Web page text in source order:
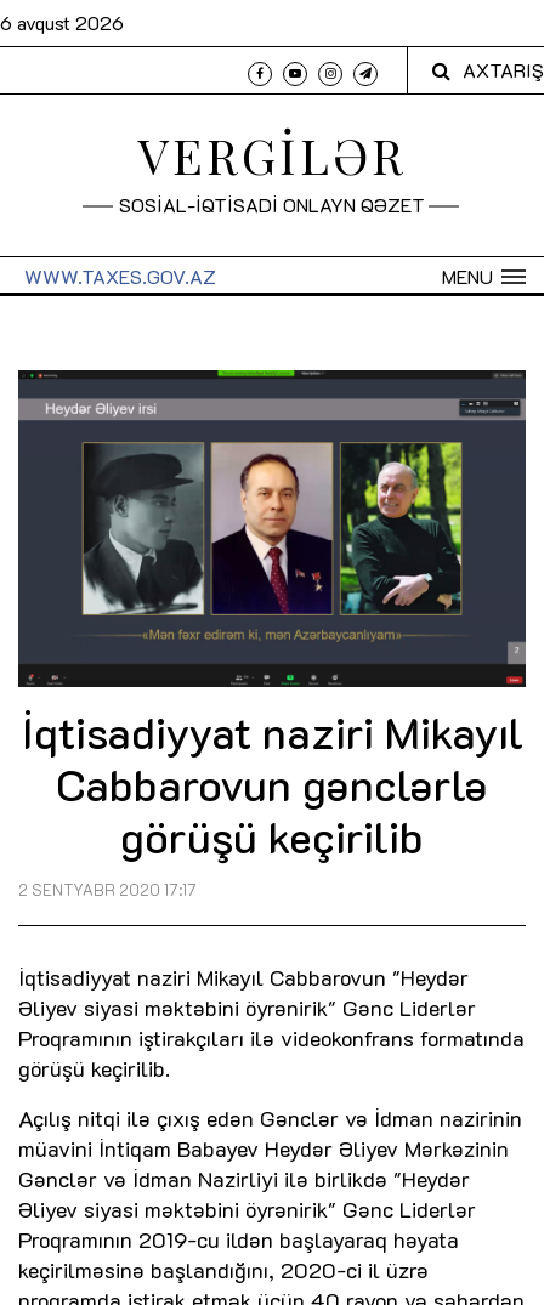
6 avqust 2026
AXTARIŞ
VERGİLƏR
SOSİAL-İQTİSADİ ONLAYN QƏZET
MENU
WWW.TAXES.GOV.AZ
İqtisadiyyat naziri Mikayıl
Cabbarovun gənclərlə
görüşü keçirilib
2 SENTYABR 2020 17:17
İqtisadiyyat naziri Mikayıl Cabbarovun "Heydər
Əliyev siyasi məktəbini öyrənirik" Gənc Liderlər
Proqramının iştirakçıları ilə videokonfrans formatında
görüşü keçirilib.
Açılış nitqi ilə çıxış edən Gənclər və İdman nazirinin
müavini İntiqam Babayev Heydər Əliyev Mərkəzinin
Gənclər və İdman Nazirliyi ilə birlikdə "Heydər
Əliyev siyasi məktəbini öyrənirik" Gənc Liderlər
Proqramının 2019-cu ildən başlayaraq həyata
keçirilməsinə başlandığını, 2020-ci il üzrə